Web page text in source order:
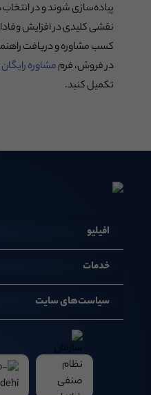
پیاده‌سازی شوند و در
نقشی کلیدی در افزایش
کسب مشاوره و دریافت
در فروش، فرممشاوره
تکمیل کنید.
افیلیو
خدمات
سیاست‌های سایت